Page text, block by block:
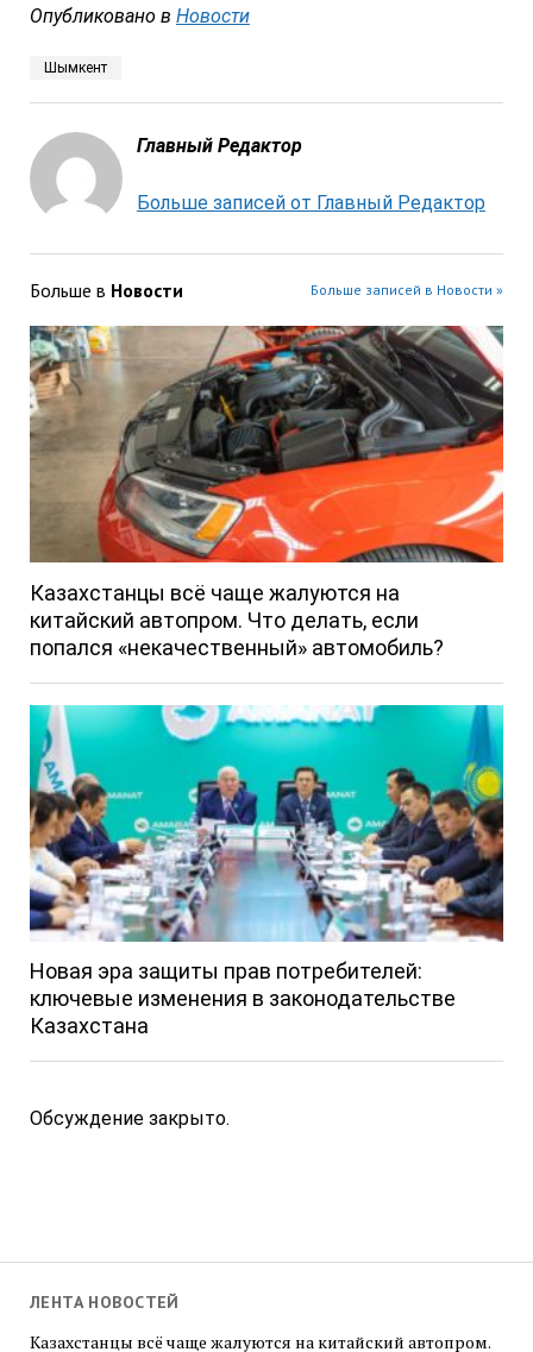
Опубликовано в Новости
Шымкент
Главный Редактор
Больше записей от Главный Редактор
Больше в Новости Больше записей в Новости »
Казахстанцы всё чаще жалуются на
китайский автопром. Что делать, если
попался «некачественный» автомобиль?
Новая эра защиты прав потребителей:
ключевые изменения в законодательстве
Казахстана
Обсуждение закрыто.
ЛЕНТА НОВОСТЕЙ
Казахстанцы всё чаще жалуются на китайский автопром.